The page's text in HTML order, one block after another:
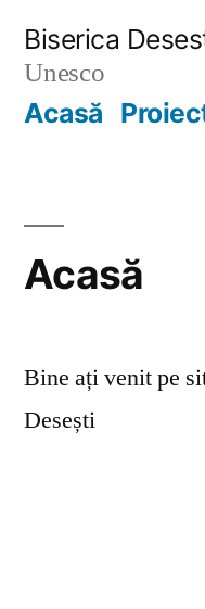
content
Biserica
Unesco
Acasă
Acasă
Bine ați venit pe
Desești